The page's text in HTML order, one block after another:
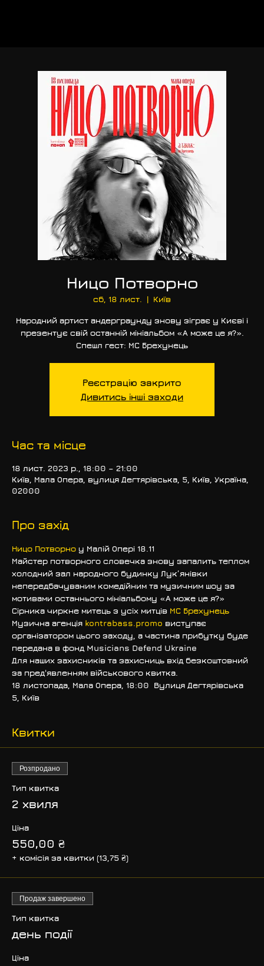
Ницо Потворно
сб, 18 лист.
  |
Київ
Народний артист андерграунду знову зіграє у Києві і
презентує свій останній мініальбом «А може це я?».
Спешл гест: МС Брехунець
Реєстрацію закрито
Дивитись інші заходи
Час та місце
18 лист. 2023 р., 18:00 – 21:00
Київ, Мала Опера, вулиця Дегтярівська, 5, Київ, Україна,
02000
Про захід
Ницо Потворно у Малій Опері 18.11
Майстер потворного словечка знову запалить теплом
холодний зал народного будинку Лук’янівки
непередбачуваним комедійним та музичним шоу за
мотивами останнього мініальбому «А може це я?»
Сірника чиркне митець з усіх митців МС Брехунець
Музична агенція kontrabass.promo виступає
організатором цього заходу, а частина прибутку буде
передана в фонд Musicians Defend Ukraine
Для наших захисників та захисниць вхід безкоштовний
за пред'явленням військового квитка.
18 листопада, Мала Опера, 18:00  Вулиця Дегтярівська
5, Київ
Квитки
Розпродано
Тип квитка
2 хвиля
Ціна
550,00 ₴
+ комісія за квитки (13,75 ₴)
Продаж завершено
Тип квитка
день події
Ціна